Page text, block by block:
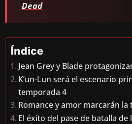
Dead
Índice
Jean Grey y Blade
K’un-Lun será el escenario
temporada 4
Romance y amor marcarán la
El éxito del pase de batalla